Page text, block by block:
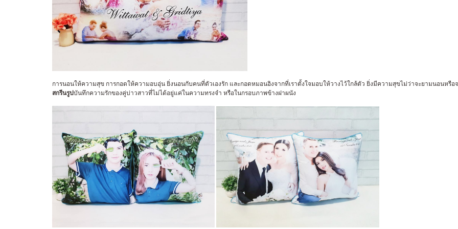
การนอนให้ความสุข การกอดให้ความอบอุ่น ยิ่งนอนกับคนที่ตัวเองรัก และกอดหมอนอิงจากที่เราตั้งใจมอบให้วางไว้ใกล้ตัว ยิ่งมีความสุขไม่ว่าจะยามนอนหรื
สกรีนรูปบันทึกความรักของคู่บ่าวสาวที่ไม่ได้อยู่แค่ในความทรงจำ หรือในกรอบภาพข้างฝาผนัง